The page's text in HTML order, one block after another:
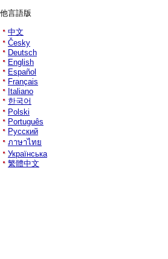
他言語版
中文
Česky
Deutsch
English
Español
Français
Italiano
한국어
Polski
Português
Русский
ภาษาไทย
Українська
繁體中文